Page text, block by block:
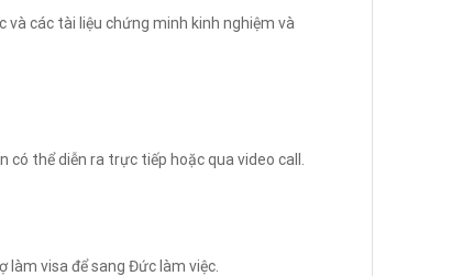
và các tài liệu chứng minh kinh nghiệm và
thể diễn ra trực tiếp hoặc qua video call.
làm visa để sang Đức làm việc.